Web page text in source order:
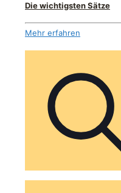
Die wichtigsten Sätze
Mehr erfahren